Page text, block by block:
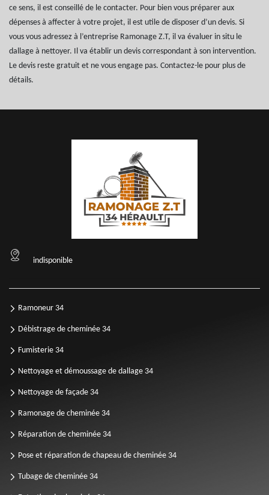
ce sens, il est conseillé de le contacter. Pour bien vous préparer aux
dépenses à affecter à votre projet, il est utile de disposer d’un devis. Si
vous vous adressez à l’entreprise Ramonage Z.T, il va évaluer in situ le
dallage à nettoyer. Il va établir un devis correspondant à son intervention.
Le devis reste gratuit et ne vous engage pas. Contactez-le pour plus de
détails.
indisponible
Ramoneur 34
Débistrage de cheminée 34
Fumisterie 34
Nettoyage et démoussage de dallage 34
Nettoyage de façade 34
Ramonage de cheminée 34
Réparation de cheminée 34
Pose et réparation de chapeau de cheminée 34
Tubage de cheminée 34